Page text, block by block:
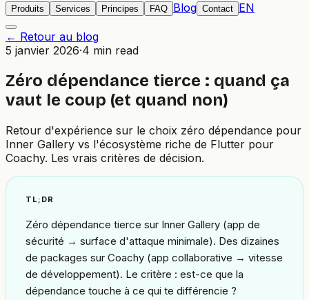
Produits Services Principes FAQ Blog Contact EN
← Retour au blog
5 janvier 2026·4 min read
Zéro dépendance tierce : quand ça
vaut le coup (et quand non)
Retour d'expérience sur le choix zéro dépendance pour
Inner Gallery vs l'écosystème riche de Flutter pour
Coachy. Les vrais critères de décision.
TL;DR
Zéro dépendance tierce sur Inner Gallery (app de
sécurité → surface d'attaque minimale). Des dizaines
de packages sur Coachy (app collaborative → vitesse
de développement). Le critère : est-ce que la
dépendance touche à ce qui te différencie ?